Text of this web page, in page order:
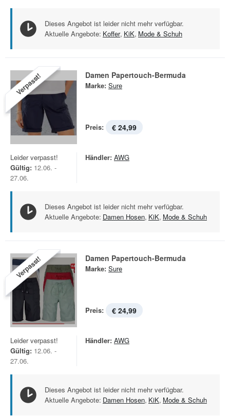
Dieses Angebot ist leider nicht mehr verfügbar.
Aktuelle Angebote: Koffer, KiK, Mode & Schuh
Verpasst! Damen Papertouch-Bermuda
Marke: Sure
Preis: € 24,99
Leider verpasst!
Gültig: 12.06. -
27.06.
Händler: AWG
Dieses Angebot ist leider nicht mehr verfügbar.
Aktuelle Angebote: Damen Hosen, KiK, Mode & Schuh
Verpasst! Damen Papertouch-Bermuda
Marke: Sure
Preis: € 24,99
Leider verpasst!
Gültig: 12.06. -
27.06.
Händler: AWG
Dieses Angebot ist leider nicht mehr verfügbar.
Aktuelle Angebote: Damen Hosen, KiK, Mode & Schuh